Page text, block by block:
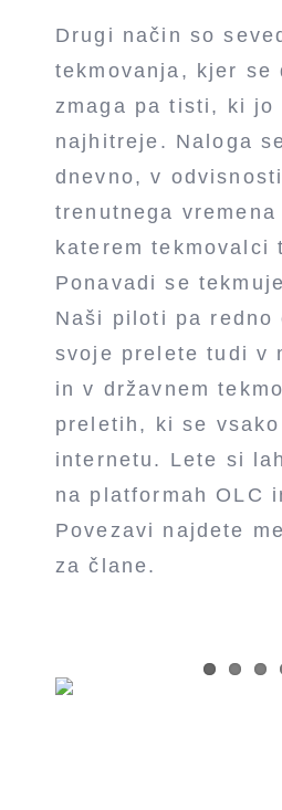
Drugi način so
tekmovanja, kjer se
zmaga pa tisti, ki jo
najhitreje. Naloga
dnevno, v
trenutnega
katerem tekmovalci
Ponavadi se
Naši piloti pa redno
svoje prelete tudi v
in v državnem
preletih, ki se
internetu. Lete si
na platformah OLC
Povezavi najdete
za člane.